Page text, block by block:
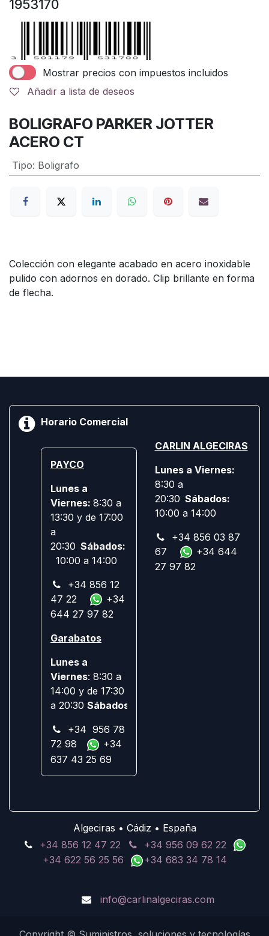
1953170
Mostrar precios con impuestos incluidos
Añadir a lista de deseos
BOLIGRAFO PARKER JOTTER
ACERO CT
Tipo: Boligrafo
Colección con elegante acabado en acero inoxidable
pulido con adornos en dorado. Clip brillante en forma
de flecha.
Horario Comercial
PAYCO
Lunes a
Viernes: 8:30 a
13:30 y de 17:00
a
20:30 Sábados:
10:00 a 14:00
+34 856 12
47 22
+34
644 27 97 82
Garabatos
Lunes a
Viernes: 8:30 a
14:00 y de 17:30
a 20:30 Sábados:
+34 956 78
72 98
+34
637 43 25 69
CARLIN ALGECIRAS
Lunes a Viernes:
8:30 a
20:30 Sábados:
10:00 a 14:00
+34 856 03 87
67
+34 644
27 97 82
Algeciras • Cádiz • España
+34 856 12 47 22
+34 956 09 62 22
+34 622 56 25 56
+34 683 34 78 14
info@carlinalgeciras.com